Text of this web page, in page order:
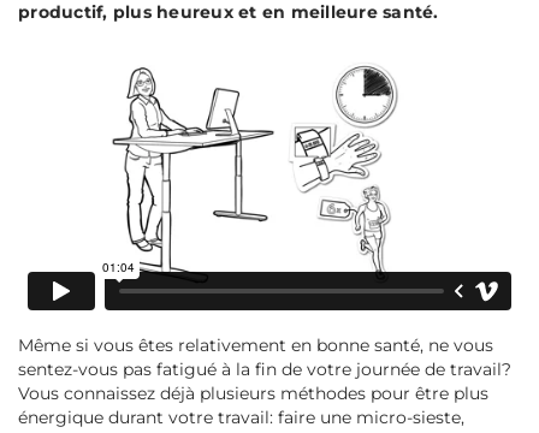
productif, plus heureux et en meilleure santé.
Même si vous êtes relativement en bonne santé, ne vous
sentez-vous pas fatigué à la fin de votre journée de travail?
Vous connaissez déjà plusieurs méthodes pour être plus
énergique durant votre travail: faire une micro-sieste,